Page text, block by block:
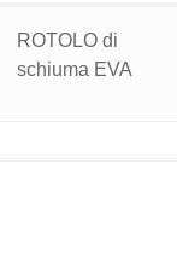
ROTOLO di
schiuma EVA